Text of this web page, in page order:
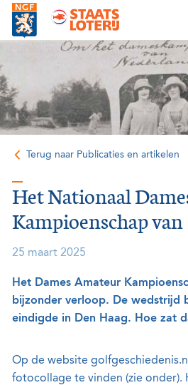
Terug naar Publicaties en artikelen
Het Nationaal
Kampioenschap van
25 maart 2025
Het Dames Amateur
bijzonder verloop. De wedstrijd
eindigde in Den Haag. Hoe zat
Op de website
fotocollage te vinden (zie onder).